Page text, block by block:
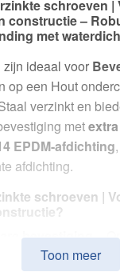
schroeven |
constructie –
met
ideaal voor
op een Hout
verzinkt en
met
EPDM-afdichting
afdichting.
schroeven |
bevestiging–
Toon meer